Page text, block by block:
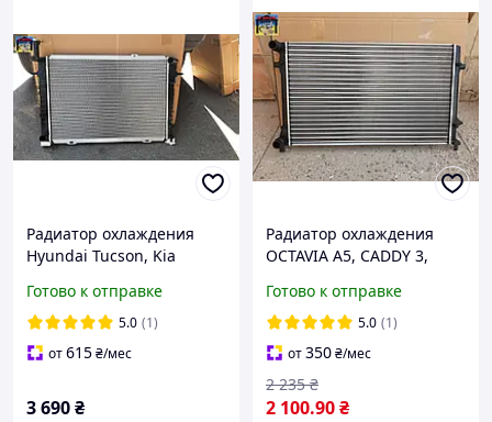
Радиатор охлаждения
Hyundai Tucson, Kia
(TEMPEST) TP.15675003
Готово к отправке
5.0 (1)
от615₴/мес
3 690₴
Радиатор охлаждения
OCTAVIA A5, CADDY 3,
6, TOURAN 2004- (1.4; 1.6;
2.0) (TEMPEST)
Готово к отправке
5.0 (1)
от350₴/мес
2 100.90₴
2 235 ₴